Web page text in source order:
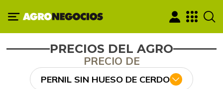
PRECIOS DEL AGRO
PRECIO DE
PERNIL SIN HUESO DE CERDO